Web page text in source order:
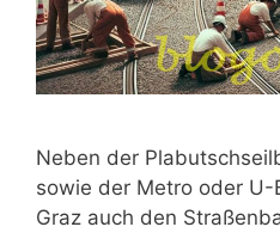
Neben der
sowie der Metro oder U-
Graz auch den